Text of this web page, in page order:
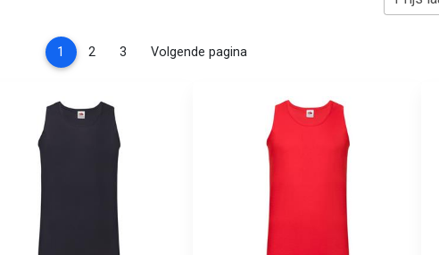
1 (current)
2 3 Volgende pagina